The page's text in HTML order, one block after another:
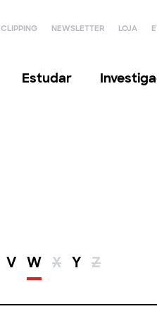
CLIPPING NEWSLETTER LOJA
Estudar
V W X Y Z